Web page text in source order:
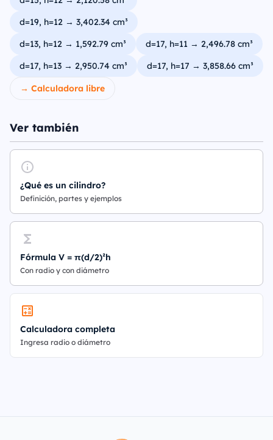
d=19, h=12 → 3,402.34 cm³
d=13, h=12 → 1,592.79 cm³
d=17, h=11 → 2,496.78 cm³
d=17, h=13 → 2,950.74 cm³
d=17, h=17 → 3,858.66 cm³
→ Calculadora libre
Ver también
¿Qué es un cilindro?
Definición, partes y ejemplos
Fórmula V = π(d/2)²h
Con radio y con diámetro
Calculadora completa
Ingresa radio o diámetro